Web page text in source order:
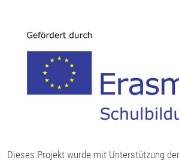
Dieses Projekt wurde mit Unterstützung